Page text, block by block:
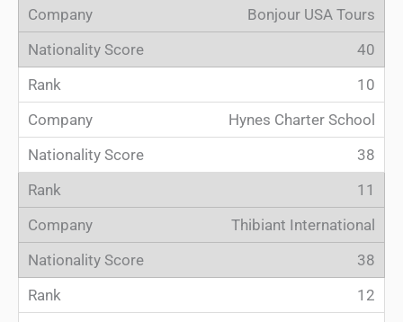
Bonjour USA Tours
40
10
Hynes Charter School
38
11
Thibiant International
38
12